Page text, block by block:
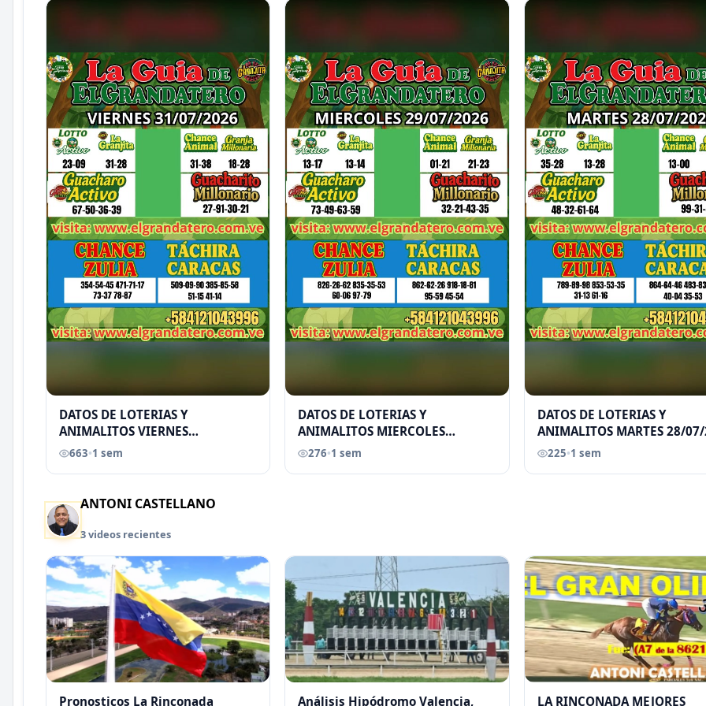
DATOS DE LOTERIAS Y
ANIMALITOS VIERNES
31/07/2026
663•1 sem
DATOS DE LOTERIAS Y
ANIMALITOS MIERCOLES
29/07/2026 ELGRANDATERO JOSE
276•1 sem
DATOS DE LOTERIAS Y
ANIMALITOS MARTES 28/07/
ELGRANDATERO JOSE EREU
225•1 sem
ANTONI CASTELLANO
3 videos recientes
Pronosticos La Rinconada
Análisis Hipódromo Valencia,
LA RINCONADA MEJORES